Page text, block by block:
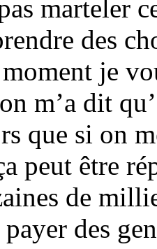
marteler
des
je
m’a dit
que si on
peut être
de
des